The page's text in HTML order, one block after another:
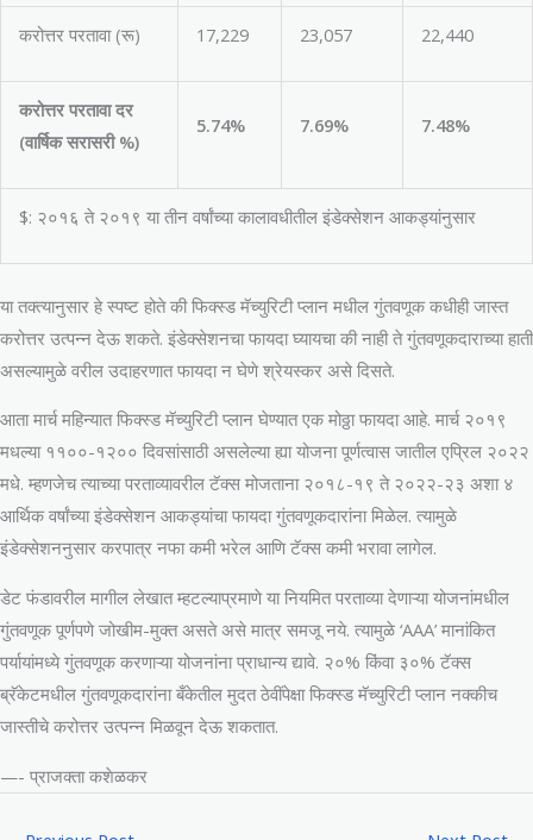
करोत्तर परतावा (रू) 17,229 23,057 22,440
करोत्तर परतावा दर
(वार्षिक सरासरी %)
5.74% 7.69% 7.48%
$: २०१६ ते २०१९ या तीन वर्षांच्या कालावधीतील इंडेक्सेशन आकड्यांनुसार
या तक्त्यानुसार हे स्पष्ट होते की फिक्स्ड मॅच्युरिटी प्लान मधील गुंतवणूक कधीही जास्त
करोत्तर उत्पन्न देऊ शकते. इंडेक्सेशनचा फायदा घ्यायचा की नाही ते गुंतवणूकदाराच्या हाती
असल्यामुळे वरील उदाहरणात फायदा न घेणे श्रेयस्कर असे दिसते.
आता मार्च महिन्यात फिक्स्ड मॅच्युरिटी प्लान घेण्यात एक मोठ्ठा फायदा आहे. मार्च २०१९
मधल्या ११००-१२०० दिवसांसाठी असलेल्या ह्या योजना पूर्णत्वास जातील एप्रिल २०२२
मधे. म्हणजेच त्याच्या परताव्यावरील टॅक्स मोजताना २०१८-१९ ते २०२२-२३ अशा ४
आर्थिक वर्षांच्या इंडेक्सेशन आकड्यांचा फायदा गुंतवणूकदारांना मिळेल. त्यामुळे
इंडेक्सेशननुसार करपात्र नफा कमी भरेल आणि टॅक्स कमी भरावा लागेल.
डेट फंडावरील मागील लेखात म्हटल्याप्रमाणे या नियमित परताव्या देणाऱ्या योजनांमधील
गुंतवणूक पूर्णपणे जोखीम-मुक्त असते असे मात्र समजू नये. त्यामुळे ‘AAA’ मानांकित
पर्यायांमध्ये गुंतवणूक करणाऱ्या योजनांना प्राधान्य द्यावे. २०% किंवा ३०% टॅक्स
ब्रॅकेटमधील गुंतवणूकदारांना बँकेतील मुदत ठेवींपेक्षा फिक्स्ड मॅच्युरिटी प्लान नक्कीच
जास्तीचे करोत्तर उत्पन्न मिळवून देऊ शकतात.
—- प्राजक्ता कशेळकर